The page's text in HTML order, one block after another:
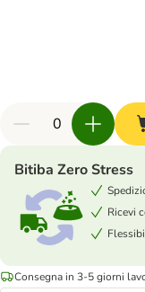
Bitiba Zero Stress
Ricevi
Consegna in 3-5 giorni